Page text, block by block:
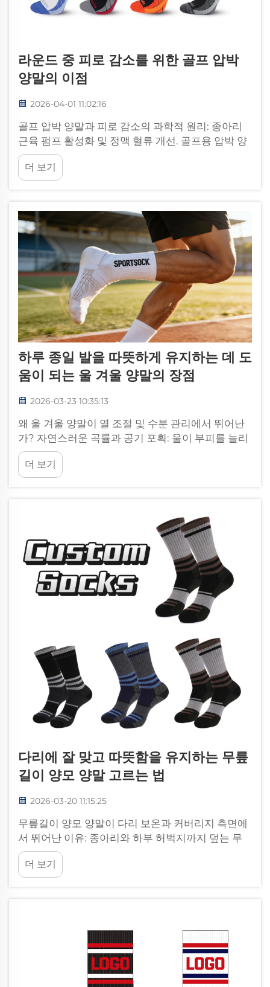
라운드 중 피로 감소를 위한 골프 압박
양말의 이점
2026-04-01 11:02:16
골프 압박 양말과 피로 감소의 과학적 원리: 종아리
근육 펌프 활성화 및 정맥 혈류 개선. 골프용 압박 양
말은 다리 전체에 다양한 수준의 압력을 가해 종아리
근육의 펌프 작용을 유도한다. 우리가...
더 보기
하루 종일 발을 따뜻하게 유지하는 데 도
움이 되는 울 겨울 양말의 장점
2026-03-23 10:35:13
왜 울 겨울 양말이 열 조절 및 수분 관리에서 뛰어난
가? 자연스러운 곡률과 공기 포획: 울이 부피를 늘리
지 않고 단열되는 원리 — 울 섬유의 독특한 곡률은
직물 전체에 미세한 공기 주머니를 형성하여, 마치
자연 그 자체가 내장된 단열재처럼 작용합니다...
더 보기
다리에 잘 맞고 따뜻함을 유지하는 무릎
길이 양모 양말 고르는 법
2026-03-20 11:15:25
무릎길이 양모 양말이 다리 보온과 커버리지 측면에
서 뛰어난 이유: 종아리와 하부 허벅지까지 덮는 무
릎길이 커버리지의 열적 이점. 무릎까지 오는 양말은
다리의 중요한 부위를 완전히 감싸기 때문에 탁월한
단열 효과를 제공합니다...
더 보기